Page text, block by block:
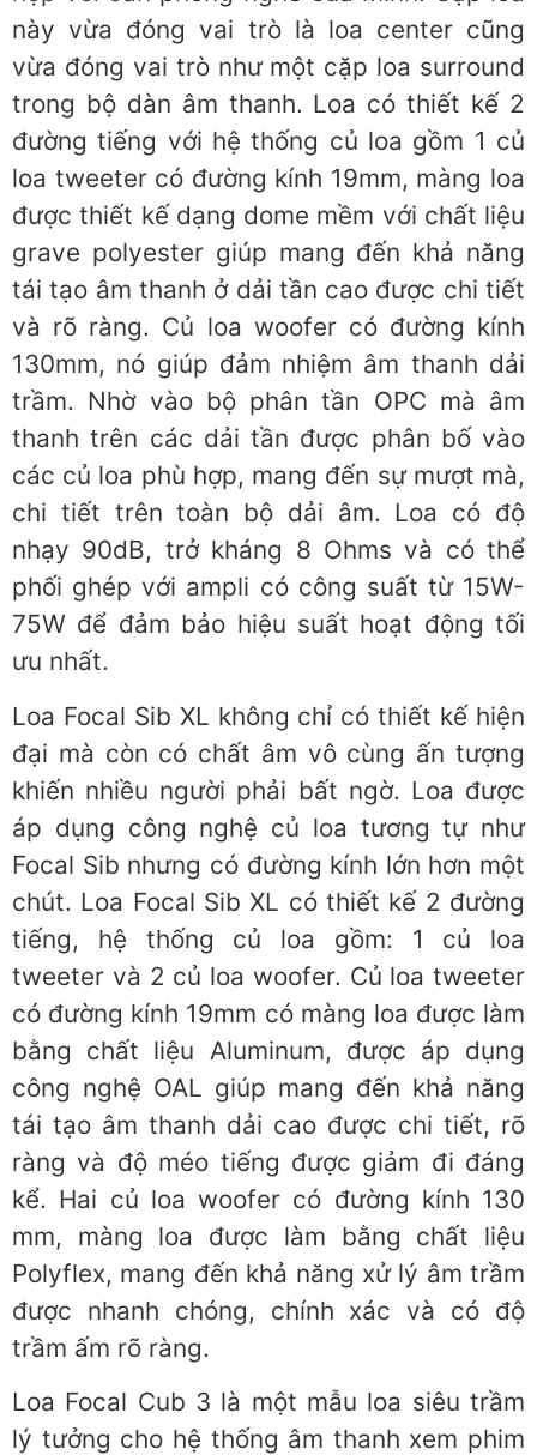
này vừa đóng vai trò là loa center cũng
vừa đóng vai trò như một cặp loa surround
trong bộ dàn âm thanh. Loa có thiết kế 2
đường tiếng với hệ thống củ loa gồm 1 củ
loa tweeter có đường kính 19mm, màng loa
được thiết kế dạng dome mềm với chất liệu
grave polyester giúp mang đến khả năng
tái tạo âm thanh ở dải tần cao được chi tiết
và rõ ràng. Củ loa woofer có đường kính
130mm, nó giúp đảm nhiệm âm thanh dải
trầm. Nhờ vào bộ phân tần OPC mà âm
thanh trên các dải tần được phân bố vào
các củ loa phù hợp, mang đến sự mượt mà,
chi tiết trên toàn bộ dải âm. Loa có độ
nhạy 90dB, trở kháng 8 Ohms và có thể
phối ghép với ampli có công suất từ 15W-
75W để đảm bảo hiệu suất hoạt động tối
ưu nhất.
Loa Focal Sib XL không chỉ có thiết kế hiện
đại mà còn có chất âm vô cùng ấn tượng
khiến nhiều người phải bất ngờ. Loa được
áp dụng công nghệ củ loa tương tự như
Focal Sib nhưng có đường kính lớn hơn một
chút. Loa Focal Sib XL có thiết kế 2 đường
tiếng, hệ thống củ loa gồm: 1 củ loa
tweeter và 2 củ loa woofer. Củ loa tweeter
có đường kính 19mm có màng loa được làm
bằng chất liệu Aluminum, được áp dụng
công nghệ OAL giúp mang đến khả năng
tái tạo âm thanh dải cao được chi tiết, rõ
ràng và độ méo tiếng được giảm đi đáng
kể. Hai củ loa woofer có đường kính 130
mm, màng loa được làm bằng chất liệu
Polyflex, mang đến khả năng xử lý âm trầm
được nhanh chóng, chính xác và có độ
trầm ấm rõ ràng.
Loa Focal Cub 3 là một mẫu loa siêu trầm
lý tưởng cho hệ thống âm thanh xem phim